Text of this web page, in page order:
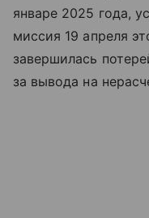
январе 2025 года,
миссия 19 апреля
завершилась
за вывода на